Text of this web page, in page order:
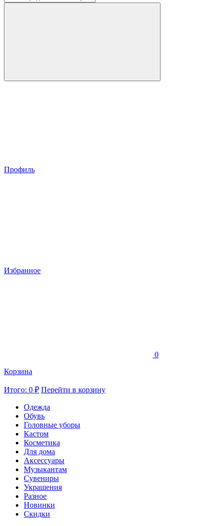
Профиль
Избранное
0
Корзина
Итого: 0 ₽ Перейти в корзину
Одежда
Обувь
Головные уборы
Кастом
Косметика
Для дома
Аксессуары
Музыкантам
Сувениры
Украшения
Разное
Новинки
Скидки